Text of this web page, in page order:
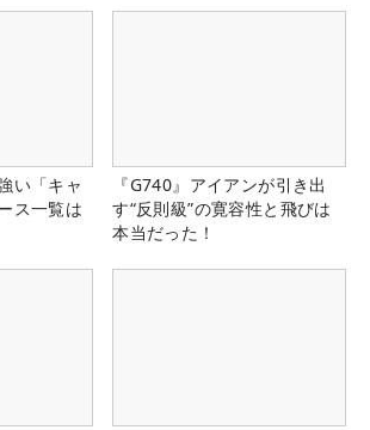
い「キャ
ス一覧は
『G740』アイアンが引き出
す“反則級”の寛容性と飛びは
本当だった！